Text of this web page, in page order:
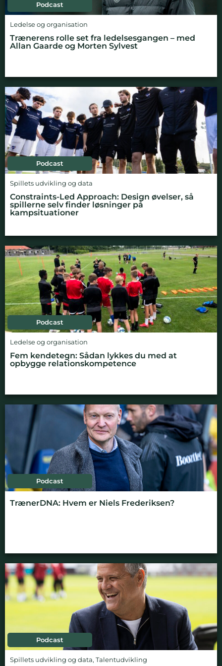
Podcast
Ledelse og organisation
Trænerens rolle set fra ledelsesgangen – med
Allan Gaarde og Morten Sylvest
Podcast
Spillets udvikling og data
Constraints-Led Approach: Design øvelser, så
spillerne selv finder løsninger på
kampsituationer
Podcast
Ledelse og organisation
Fem kendetegn: Sådan lykkes du med at
opbygge relationskompetence
Podcast
TrænerDNA: Hvem er Niels Frederiksen?
Podcast
Spillets udvikling og data, Talentudvikling